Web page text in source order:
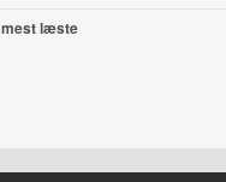
mest læste